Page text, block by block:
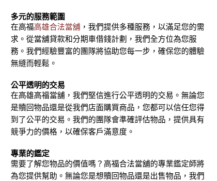
多元的服務範圍
在高福高雄合法當舖 ，我們提供多種服務，以滿足您的需
求。從當舖貸款和分期車借錢計劃，我們全方位為您服
務。我們經驗豐富的團隊將協助您每一步，確保您的體驗
無縫而輕鬆。
公平透明的交易
在高雄高福當舖，我們堅信進行公平透明的交易。無論您
是贖回物品還是從我們店面購買商品，您都可以信任您得
到了公平的交易。我們的團隊會準確評估物品，提供具有
競爭力的價格，以確保客戶滿意度。
專業的鑑定
需要了解您物品的價值嗎？高福合法當舖的專業鑑定師將
為您提供幫助。無論您是想贖回物品還是出售物品，我們